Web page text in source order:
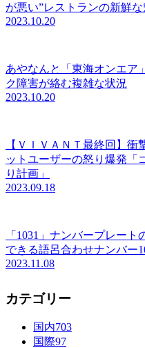
が悪い”レストランの新鮮な
2023.10.20
あやなんと「東海オンエア
ク障害が絡む複雑な状況
2023.10.20
【ＶＩＶＡＮＴ最終回】
ットユーザーの怒り爆発「
り計画」
2023.09.18
「1031」ナンバープレー
できる語呂合わせナンバー
2023.11.08
カテゴリー
国内703
国際97